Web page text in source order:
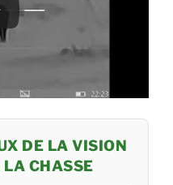
DE LA VISION
CHASSE